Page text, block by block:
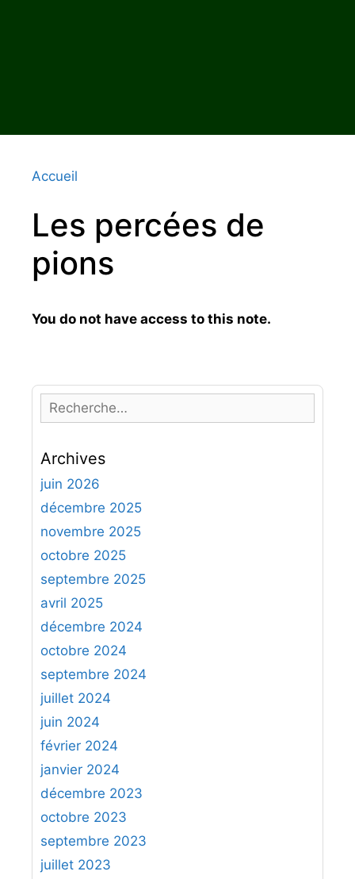
Accueil
Les percées de
pions
You do not have access to this note.
e
h
e
r
h
e
r
:
Archives
juin 2026
décembre 2025
novembre 2025
octobre 2025
septembre 2025
avril 2025
décembre 2024
octobre 2024
septembre 2024
juillet 2024
juin 2024
février 2024
janvier 2024
décembre 2023
octobre 2023
septembre 2023
juillet 2023